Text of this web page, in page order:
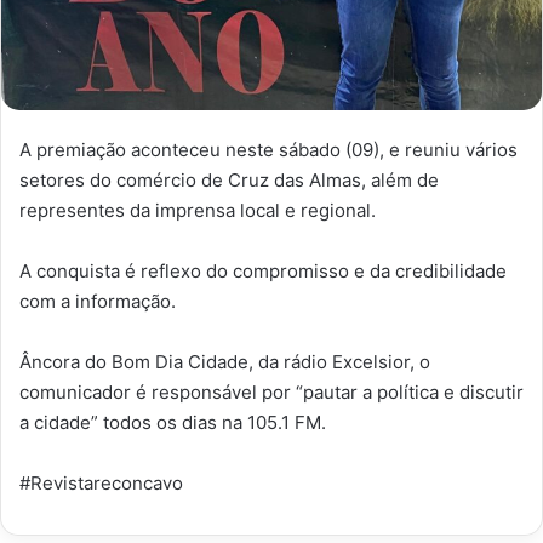
A premiação aconteceu neste sábado (09), e reuniu vários
setores do comércio de Cruz das Almas, além de
representes da imprensa local e regional.
A conquista é reflexo do compromisso e da credibilidade
com a informação.
Âncora do Bom Dia Cidade, da rádio Excelsior, o
comunicador é responsável por “pautar a política e discutir
a cidade” todos os dias na 105.1 FM.
#Revistareconcavo